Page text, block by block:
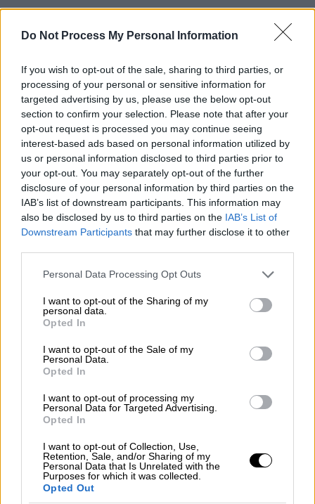
Do Not Process My Personal Information
If you wish to opt-out of the sale, sharing to third parties, or
processing of your personal or sensitive information for
targeted advertising by us, please use the below opt-out
section to confirm your selection. Please note that after your
opt-out request is processed you may continue seeing
interest-based ads based on personal information utilized by
us or personal information disclosed to third parties prior to
your opt-out. You may separately opt-out of the further
disclosure of your personal information by third parties on the
IAB’s list of downstream participants. This information may
also be disclosed by us to third parties on the IAB’s List of
Downstream Participants that may further disclose it to other
Please note that this website/app uses one or more Google
not limited to your visit or usage behaviour. You may click to
grant or deny consent to Google and its third-party tags to
use your data for below specified purposes in below Google
consent section.
Personal Data Processing Opt Outs
I want to opt-out of the Sharing of my
personal data.
Opted In
I want to opt-out of the Sale of my
Personal Data.
Opted In
I want to opt-out of processing my
Personal Data for Targeted Advertising.
Opted In
I want to opt-out of Collection, Use,
Retention, Sale, and/or Sharing of my
Personal Data that Is Unrelated with the
Purposes for which it was collected.
Opted Out
Αθλητισμός|26.04.2022 18:22
Ιστορικό deal για τη Μίλαν - Περνάει
απ' το Μπαχρέιν!
Αλλάζει ιδιοκτησιακό καθεστώς η Μίλαν
καθώς σύμφωνα με ρεπορτάζ του Reuters
μέχρι την Παρασκευή θα έχει ολοκληρωθεί η
μεταβίβαση των μετοχών των Ροσονέρι
στην επενδυτική εταιρεία Investcorp με
έδρα το Μπαχρέιν.